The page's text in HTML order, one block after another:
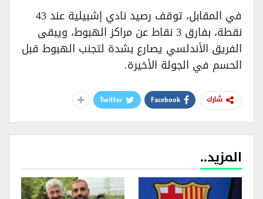
في المقابل، توقف رصيد نادي إشبيلية عند 43
نقطة، بفارق 3 نقاط عن مراكز الهبوط، ويبقى
الفريق الأندلسي يصارع بشدة لتجنب الهبوط قبل
الحسم في الجولة الأخيرة.
شارك Facebook
Twitter
المزيد..